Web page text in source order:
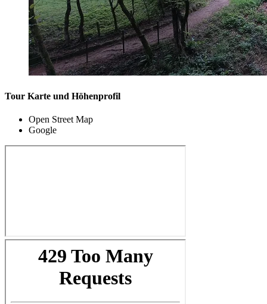
Tour Karte und Höhenprofil
Open Street Map
Google